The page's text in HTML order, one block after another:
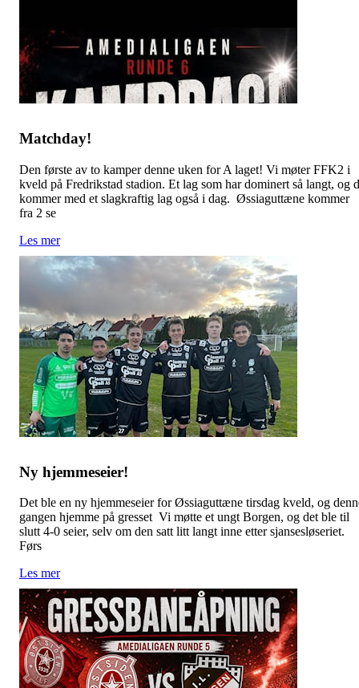
Matchday!
Den første av to kamper denne uken for A laget! Vi møter FFK2 i
kveld på Fredrikstad stadion. Et lag som har dominert så langt, og
kommer med et slagkraftig lag også i dag. Øssiaguttæne kommer
fra 2 se
Les mer
Ny hjemmeseier!
Det ble en ny hjemmeseier for Øssiaguttæne tirsdag kveld, og
gangen hjemme på gresset Vi møtte et ungt Borgen, og det ble til
slutt 4-0 seier, selv om den satt litt langt inne etter sjansesløseriet.
Førs
Les mer